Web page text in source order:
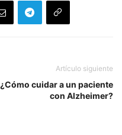
Artículo siguiente
¿Cómo cuidar a un paciente
con Alzheimer?